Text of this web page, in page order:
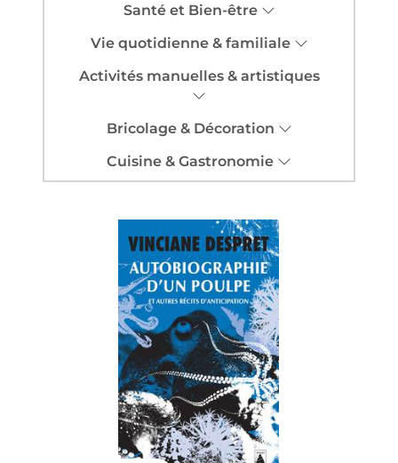
Santé et Bien-être
Vie quotidienne & familiale
Activités manuelles & artistiques
Bricolage & Décoration
Cuisine & Gastronomie